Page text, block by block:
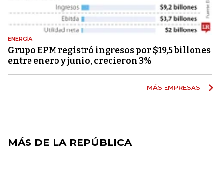
ENERGÍA
Grupo EPM registró ingresos por $19,5 billones
entre enero y junio, crecieron 3%
MÁS EMPRESAS
MÁS DE LA REPÚBLICA